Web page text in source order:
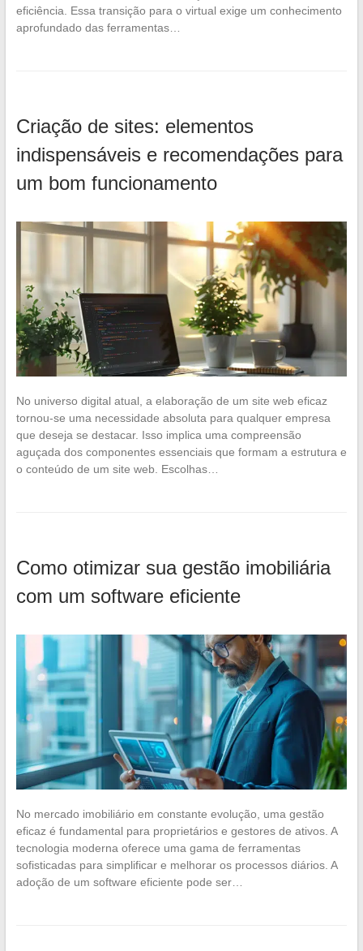
eficiência. Essa transição para o virtual exige um conhecimento
aprofundado das ferramentas…
Criação de sites: elementos
indispensáveis e recomendações para
um bom funcionamento
No universo digital atual, a elaboração de um site web eficaz
tornou-se uma necessidade absoluta para qualquer empresa
que deseja se destacar. Isso implica uma compreensão
aguçada dos componentes essenciais que formam a estrutura e
o conteúdo de um site web. Escolhas…
Como otimizar sua gestão imobiliária
com um software eficiente
No mercado imobiliário em constante evolução, uma gestão
eficaz é fundamental para proprietários e gestores de ativos. A
tecnologia moderna oferece uma gama de ferramentas
sofisticadas para simplificar e melhorar os processos diários. A
adoção de um software eficiente pode ser…